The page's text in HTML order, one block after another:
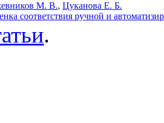
М. В., Цуканова Е. Б.
соответствия ручной и
.